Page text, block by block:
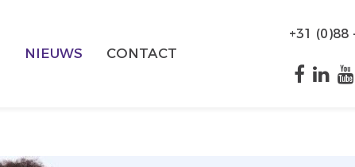
NIEUWS CONTACT
+31 (0)88